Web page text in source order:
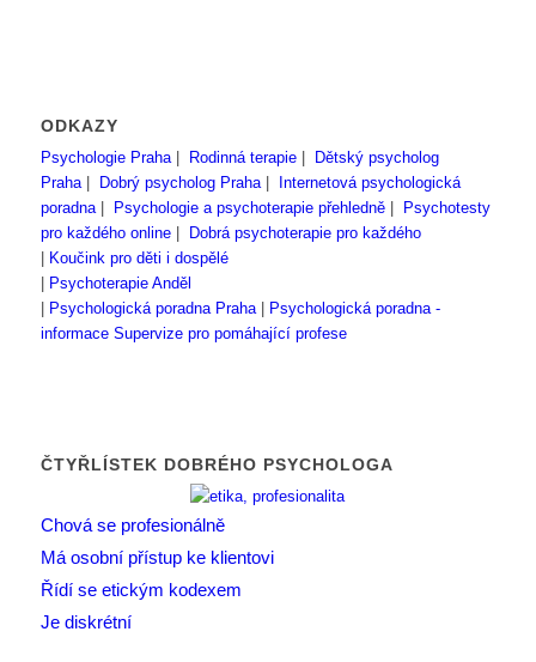
ODKAZY
Psychologie Praha| Rodinná terapie|
Dětský psycholog
Praha| Dobrý psycholog Praha|
Internetová psychologická
poradna| Psychologie a psychoterapie přehledně|
Psychotesty
pro každého online|
Dobrá psychoterapie pro každého
Koučink pro děti i dospělé
Psychoterapie Anděl
Psychologická poradna Praha|
Psychologická poradna -
informace Supervize pro pomáhající profese
ČTYŘLÍSTEK DOBRÉHO PSYCHOLOGA
Chová se profesionálně
Má osobní přístup ke klientovi
Řídí se etickým kodexem
Je diskrétní